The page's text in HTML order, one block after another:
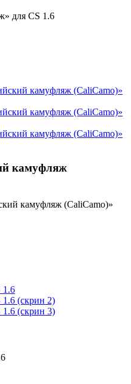
для CS 1.6
камуфляж
камуфляж (CaliCamo)»